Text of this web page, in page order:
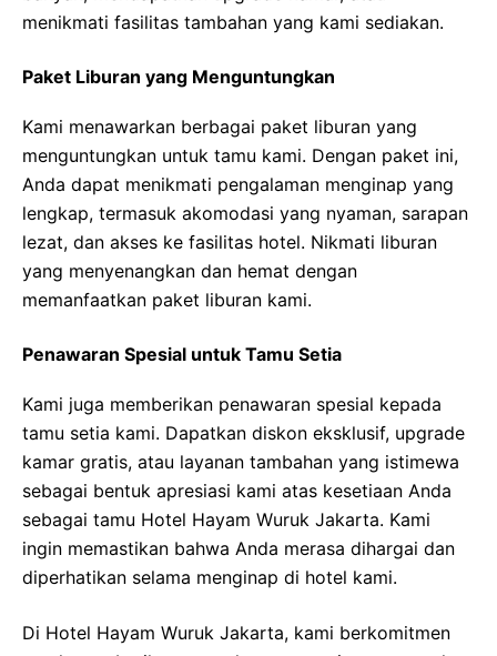
menikmati fasilitas tambahan yang kami sediakan.
Paket Liburan yang Menguntungkan
Kami menawarkan berbagai paket liburan yang
menguntungkan untuk tamu kami. Dengan paket ini,
Anda dapat menikmati pengalaman menginap yang
lengkap, termasuk akomodasi yang nyaman, sarapan
lezat, dan akses ke fasilitas hotel. Nikmati liburan
yang menyenangkan dan hemat dengan
memanfaatkan paket liburan kami.
Penawaran Spesial untuk Tamu Setia
Kami juga memberikan penawaran spesial kepada
tamu setia kami. Dapatkan diskon eksklusif, upgrade
kamar gratis, atau layanan tambahan yang istimewa
sebagai bentuk apresiasi kami atas kesetiaan Anda
sebagai tamu Hotel Hayam Wuruk Jakarta. Kami
ingin memastikan bahwa Anda merasa dihargai dan
diperhatikan selama menginap di hotel kami.
Di Hotel Hayam Wuruk Jakarta, kami berkomitmen